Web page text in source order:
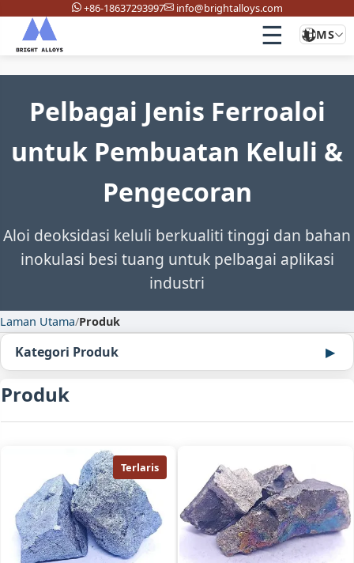
+86-18637293997 info@brightalloys.com
☰ MS
Pelbagai Jenis Ferroaloi
untuk Pembuatan Keluli &
Pengecoran
Aloi deoksidasi keluli berkualiti tinggi dan bahan
inokulasi besi tuang untuk pelbagai aplikasi
industri
Laman Utama/Produk
Kategori Produk
Produk
Terlaris